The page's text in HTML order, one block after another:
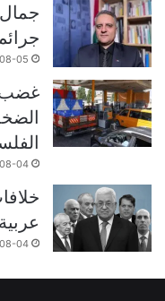
جمال
05
غضب
04
04